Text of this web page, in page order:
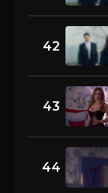
42
43
44